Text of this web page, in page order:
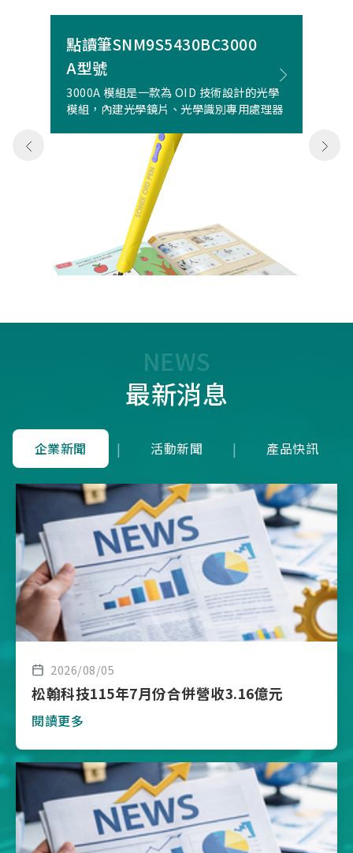
點讀筆SNM9S5430BC3000
A型號
3000A 模組是一款為 OID 技術設計的光學
模組，內建光學鏡片、光學識別專用處理器
NEWS
最新消息
企業新聞 | 活動新聞 | 產品快訊
2026/08/05
松翰科技115年7月份合併營收3.16億元
閱讀更多